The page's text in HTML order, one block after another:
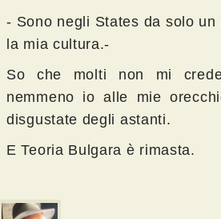
- Sono negli States da solo
la mia cultura.-
So che molti non mi
nemmeno io alle mie
disgustate degli astanti.
E Teoria Bulgara è rimasta.